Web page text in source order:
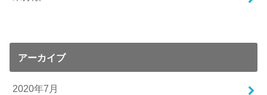
アーカイブ
2020年7月